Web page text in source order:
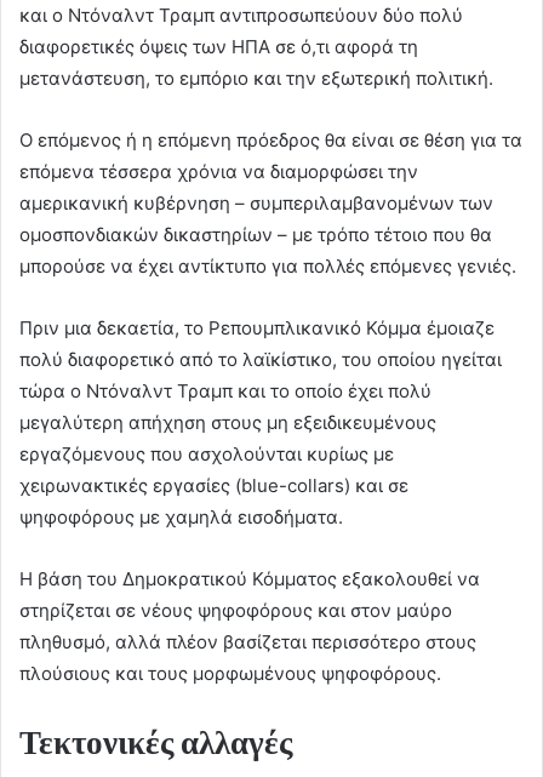
και ο Ντόναλντ Τραμπ αντιπροσωπεύουν δύο πολύ
διαφορετικές όψεις των ΗΠΑ σε ό,τι αφορά τη
μετανάστευση, το εμπόριο και την εξωτερική πολιτική.
Ο επόμενος ή η επόμενη πρόεδρος θα είναι σε θέση για τα
επόμενα τέσσερα χρόνια να διαμορφώσει την
αμερικανική κυβέρνηση – συμπεριλαμβανομένων των
ομοσπονδιακών δικαστηρίων – με τρόπο τέτοιο που θα
μπορούσε να έχει αντίκτυπο για πολλές επόμενες γενιές.
Πριν μια δεκαετία, το Ρεπουμπλικανικό Κόμμα έμοιαζε
πολύ διαφορετικό από το λαϊκίστικο, του οποίου ηγείται
τώρα ο Ντόναλντ Τραμπ και το οποίο έχει πολύ
μεγαλύτερη απήχηση στους μη εξειδικευμένους
εργαζόμενους που ασχολούνται κυρίως με
χειρωνακτικές εργασίες (blue-collars) και σε
ψηφοφόρους με χαμηλά εισοδήματα.
Η βάση του Δημοκρατικού Κόμματος εξακολουθεί να
στηρίζεται σε νέους ψηφοφόρους και στον μαύρο
πληθυσμό, αλλά πλέον βασίζεται περισσότερο στους
πλούσιους και τους μορφωμένους ψηφοφόρους.
Τεκτονικές αλλαγές